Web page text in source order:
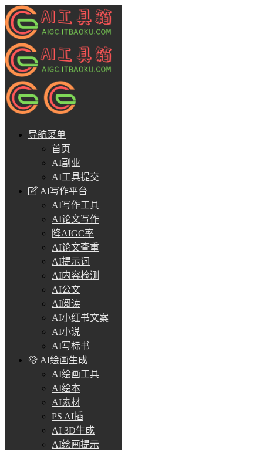
导航菜单
首页
AI副业
AI工具提交
AI写作平台
AI写作工具
AI论文写作
降AIGC率
AI论文查重
AI提示词
AI内容检测
AI公文
AI阅读
AI小红书文案
AI小说
AI写标书
AI绘画生成
AI绘画工具
AI绘本
AI素材
PS AI插
AI 3D生成
AI绘画提示